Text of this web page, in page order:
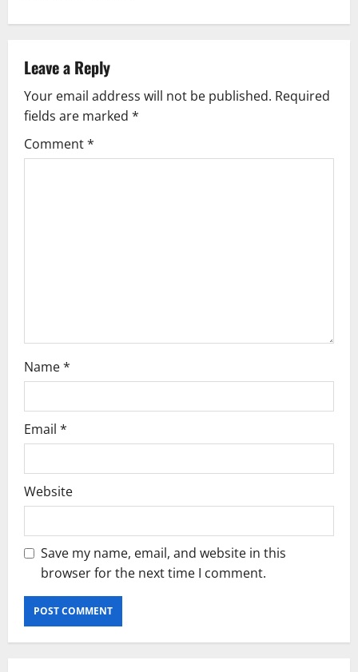
Leave a Reply
Your email address will not be published. Required
fields are marked *
Comment*
Name*
Email *
Website
Save my name, email, and website in this
browser for the next time I comment.